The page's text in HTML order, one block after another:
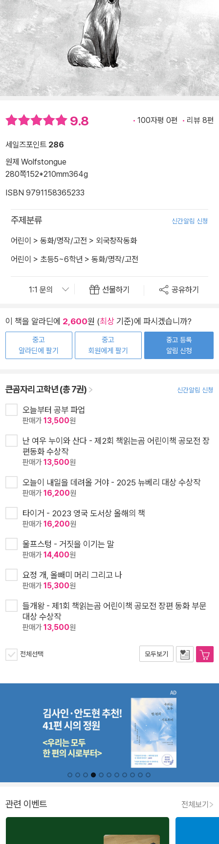
9.8 100자평 0편 리뷰 8편
세일즈포인트 286
원제 Wolfstongue
280쪽152*210mm364g
ISBN 9791158365233
주제분류 신간알림 신청
어린이 > 동화/명작/고전 > 외국창작동화
어린이 > 초등5~6학년 > 동화/명작/고전
선물하기 공유하기
이 책을 알라딘에 2,600원 (최상 기준)에 파시겠습니까?
중고
알라딘에 팔기
중고
회원에게 팔기
중고 등록
알림 신청
큰곰자리 고학년 (총 7권) 신간알림 신청
오늘부터 공부 파업
판매가13,500원
난 여우 누이와 산다 - 제2회 책읽는곰 어린이책 공모전 장
편동화 수상작
판매가13,500원
오늘이 내일을 데려올 거야 - 2025 뉴베리 대상 수상작
판매가16,200원
타이거 - 2023 영국 도서상 올해의 책
판매가16,200원
울프스텅 - 거짓을 이기는 말
판매가14,400원
요정 개, 올빼미 머리 그리고 나
판매가15,300원
들개왕 - 제1회 책읽는곰 어린이책 공모전 장편 동화 부문
대상 수상작
판매가13,500원
전체선택 모두보기
관련 이벤트 전체보기